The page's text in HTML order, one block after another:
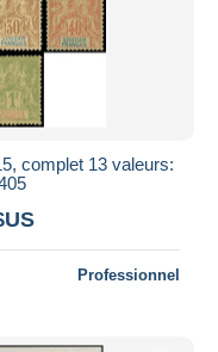
complet 13 valeurs:
Professionnel